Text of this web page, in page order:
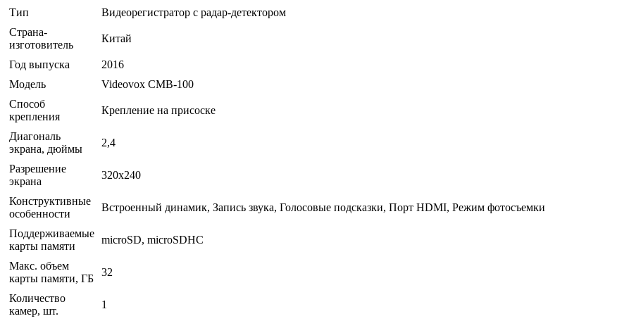
Тип
Видеорегистратор с радар-детектором
Страна-
изготовитель
Китай
Год выпуска
2016
Модель
Videovox CMB-100
Способ
крепления
Крепление на присоске
Диагональ
экрана, дюймы
2,4
Разрешение
экрана
320x240
Конструктивные
особенности
Встроенный динамик, Запись звука, Голосовые подсказки, Порт HDMI, Режим фотосъемки
Поддерживаемые
карты памяти
microSD, microSDHC
Макс. объем
карты памяти, ГБ
32
Количество
камер, шт.
1